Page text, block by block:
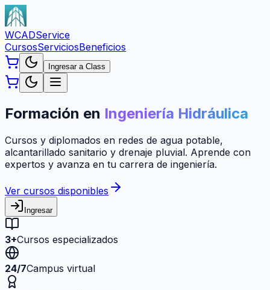
WCADService
CursosServiciosBeneficios
Ingresar a Class
Formación en Ingeniería Hidráulica
Cursos y diplomados en redes de agua potable,
alcantarillado sanitario y drenaje pluvial. Aprende con
expertos y avanza en tu carrera de ingeniería.
Ver cursos disponibles
Ingresar
3+Cursos especializados
24/7Campus virtual